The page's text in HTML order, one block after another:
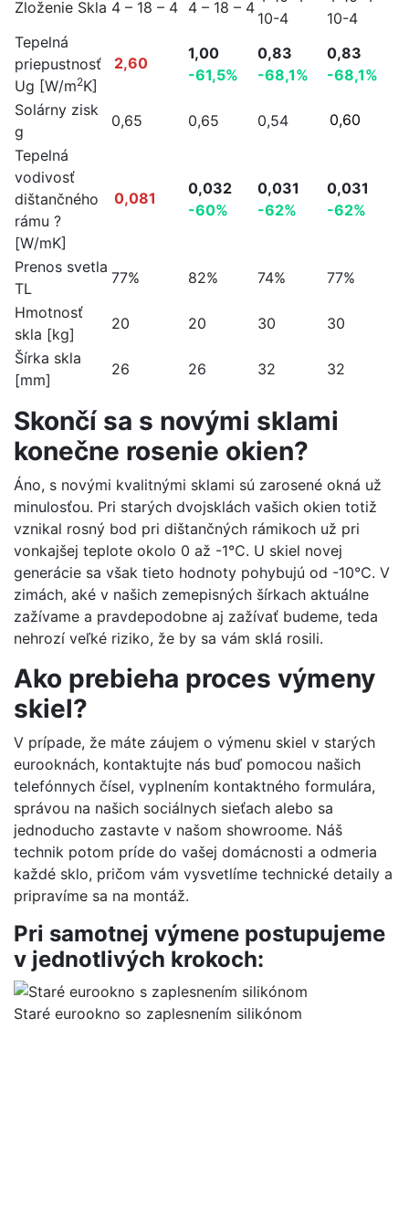
Zloženie Skla 4 – 18 – 4 4 – 18 – 4
10-4
10-4
Tepelná
priepustnosť
Ug [W/m2K]
2,60
1,00
-61,5%
0,83
-68,1%
0,83
-68,1%
Solárny zisk
g
0,65 0,65 0,54
0,60
Tepelná
vodivosť
dištančného
rámu ?
[W/mK]
0,081
0,032
-60%
0,031
-62%
0,031
-62%
Prenos svetla
TL
77% 82% 74%
77%
Hmotnosť
skla [kg]
20 20 30
30
Šírka skla
[mm]
26 26 32 32
Skončí sa s novými sklami
konečne rosenie okien?
Áno, s novými kvalitnými sklami sú zarosené okná už
minulosťou. Pri starých dvojsklách vašich okien totiž
vznikal rosný bod pri dištančných rámikoch už pri
vonkajšej teplote okolo 0 až -1℃. U skiel novej
generácie sa však tieto hodnoty pohybujú od -10℃. V
zimách, aké v našich zemepisných šírkach aktuálne
zažívame a pravdepodobne aj zažívať budeme, teda
nehrozí veľké riziko, že by sa vám sklá rosili.
Ako prebieha proces výmeny
skiel?
V prípade, že máte záujem o výmenu skiel v starých
eurooknách, kontaktujte nás buď pomocou našich
telefónnych čísel, vyplnením kontaktného formulára,
správou na našich sociálnych sieťach alebo sa
jednoducho zastavte v našom showroome. Náš
technik potom príde do vašej domácnosti a odmeria
každé sklo, pričom vám vysvetlíme technické detaily a
pripravíme sa na montáž.
Pri samotnej výmene postupujeme
v jednotlivých krokoch:
Staré eurookno so zaplesnením silikónom